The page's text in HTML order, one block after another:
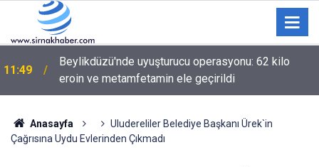
11:49
Beylikdüzü'nde uyuşturucu operasyonu: 62 kilo
eroin ve metamfetamin ele geçirildi
11:40
Şırnak'ta Pamuk Tarlalarında Dikenli Kurt Takibi
Sürüyor
Anasayfa
Uludereliler Belediye Başkanı Ürek`in
Çağrısına Uydu Evlerinden Çıkmadı